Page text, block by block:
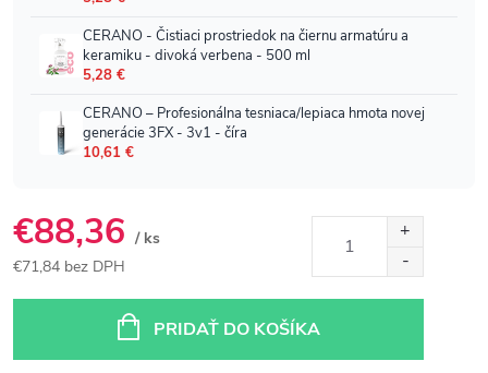
€88,36 / ks
€71,84 bez DPH
PRIDAŤ DO KOŠÍKA